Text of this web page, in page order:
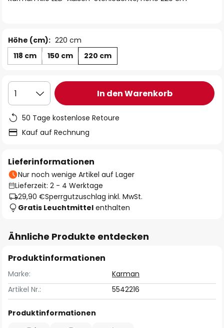
Höhe (cm): 220 cm
118 cm
150 cm 220 cm
1 In den Warenkorb
50 Tage kostenlose Retoure
Kauf auf Rechnung
Lieferinformationen
Nur noch wenige Artikel auf Lager
Lieferzeit: 2 - 4 Werktage
29,90 €Sperrgutzuschlag inkl. MwSt.
Gratis Leuchtmittel enthalten
Ähnliche Produkte entdecken
Produktinformationen
Marke:
Karman
Artikel Nr.:
5542216
Produktinformationen